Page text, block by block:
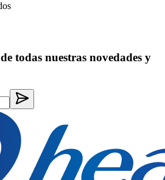
todas nuestras novedades y